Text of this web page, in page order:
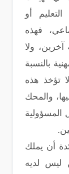
أو
فهذه
ولا
بالنسبة
تؤخذ هذه
والمحك
المسؤولية
أن يملك
ليس لديه